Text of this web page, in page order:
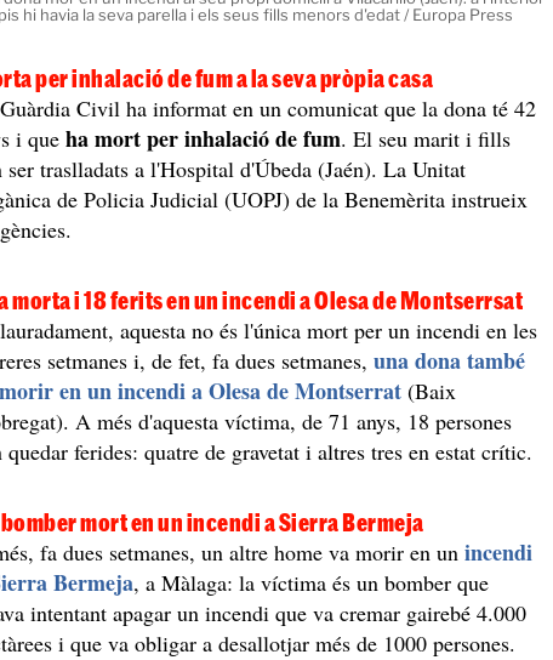
hi havia la seva parella i els seus fills menors d'edat / Europa Press
per inhalació de fum a la seva pròpia casa
Civil ha informat en un comunicat que la dona té 42
i queha mort per inhalació de fum. El seu marit i fills
ser traslladats a l'Hospital d'Úbeda (Jaén). La Unitat
de Policia Judicial (UOPJ) de la Benemèrita instrueix
morta i 18 ferits en un incendi a Olesa de Montserrsat
aquesta no és l'única mort per un incendi en les
setmanes i, de fet, fa dues setmanes,una dona també
en un incendi a Olesa de Montserrat(Baix
A més d'aquesta víctima, de 71 anys, 18 persones
quedar ferides: quatre de gravetat i altres tres en estat crític.
mort en un incendi a Sierra Bermeja
fa dues setmanes, un altre home va morir en un incendi
Bermeja, a Màlaga: la víctima és un bomber que
intentant apagar un incendi que va cremar gairebé 4.000
i que va obligar a desallotjar més de 1000 persones.